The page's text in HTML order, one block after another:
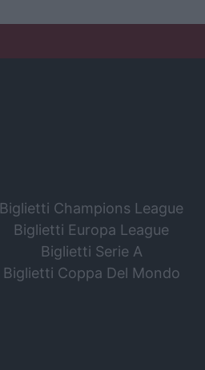
Biglietti Champions League
Biglietti Europa League
Biglietti Serie A
Biglietti Coppa Del Mondo